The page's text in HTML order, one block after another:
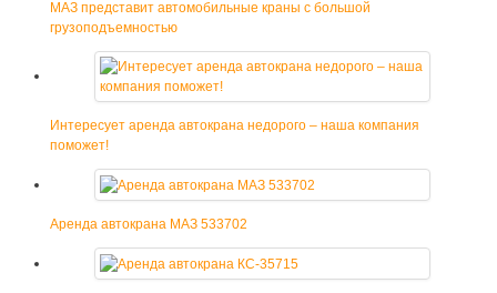
МАЗ представит автомобильные краны с большой
грузоподъемностью
Интересует аренда автокрана недорого – наша компания
поможет!
Аренда автокрана МАЗ 533702